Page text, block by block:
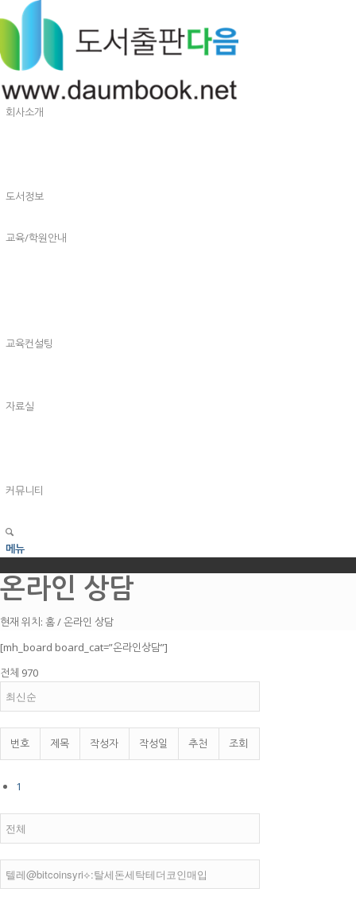
회사소개
도서정보
교육/학원안내
교육컨설팅
자료실
커뮤니티
메뉴
온라인 상담
현재 위치: 홈/온라인 상담
[mh_board board_cat=”온라인상담”]
전체 970
번호 제목 작성자 작성일 추천 조회
1